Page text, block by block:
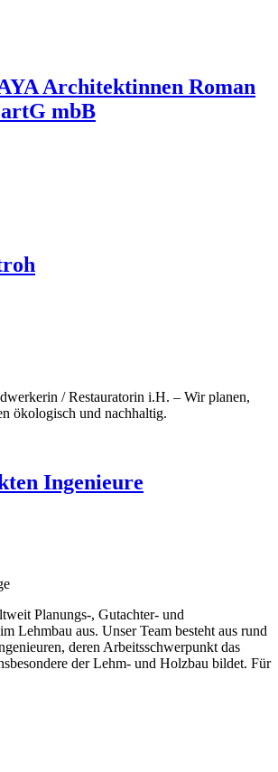
Architektinnen Roman
mbB
/ Restauratorin i.H. – Wir planen,
ökologisch und nachhaltig.
Ingenieure
Planungs-, Gutachter- und
Lehmbau aus. Unser Team besteht aus rund
deren Arbeitsschwerpunkt das
der Lehm- und Holzbau bildet. Für